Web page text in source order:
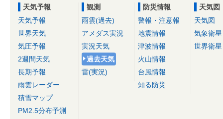
天気予報
天気予報
世界天気
気圧予報
2週間天気
長期予報
雨雲レーダー
積雪マップ
PM2.5分布予測
観測
雨雲(過去)
アメダス実況
実況天気
過去天気
雷(実況)
防災情報
警報・注意報
地震情報
津波情報
火山情報
台風情報
知る防災
天気図
天気図
気象衛星
世界衛星